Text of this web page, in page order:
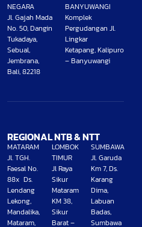
NEGARA
Jl. Gajah Mada
No. 50, Dangin
Tukadaya,
Sebual,
Jembrana,
Bali, 82218
BANYUWANGI
Komplek
Pergudangan Jl.
Lingkar
Ketapang, Kalipuro
– Banyuwangi
REGIONAL NTB & NTT
MATARAM
Jl. TGH.
Faesal No.
88x Ds.
Lendang
Lekong,
Mandalika,
Mataram,
LOMBOK
TIMUR
Jl Raya
Sikur
Mataram
KM 38,
Sikur
Barat –
SUMBAWA
Jl. Garuda
Km 7, Ds.
Karang
Dima,
Labuan
Badas,
Sumbawa